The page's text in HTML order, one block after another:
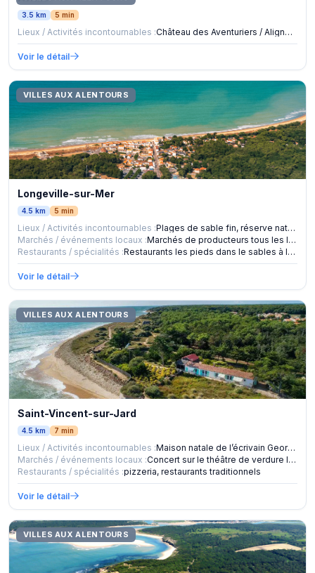
3.5 km 5 min
Lieux / Activités incontournables : Château des Aventuriers / Alignement de menhirs de La Pierre
Voir le détail
VILLES AUX ALENTOURS
Longeville-sur-Mer
4.5 km 5 min
Lieux / Activités incontournables :
Plages de sable fin, réserve naturelle de la forêt domaniale
Marchés / événements locaux :
Marchés de producteurs tous les lundi et jeudi
Restaurants / spécialités :
Restaurants les pieds dans le sables à la plage des Rochers
Voir le détail
VILLES AUX ALENTOURS
Saint-Vincent-sur-Jard
4.5 km 7 min
Lieux / Activités incontournables :
Maison natale de l’écrivain Georges Clemenceau, plage.
Marchés / événements locaux :
Concert sur le théâtre de verdure le mercredi soir, marché d
Restaurants / spécialités :pizzeria, restaurants traditionnels
Voir le détail
VILLES AUX ALENTOURS